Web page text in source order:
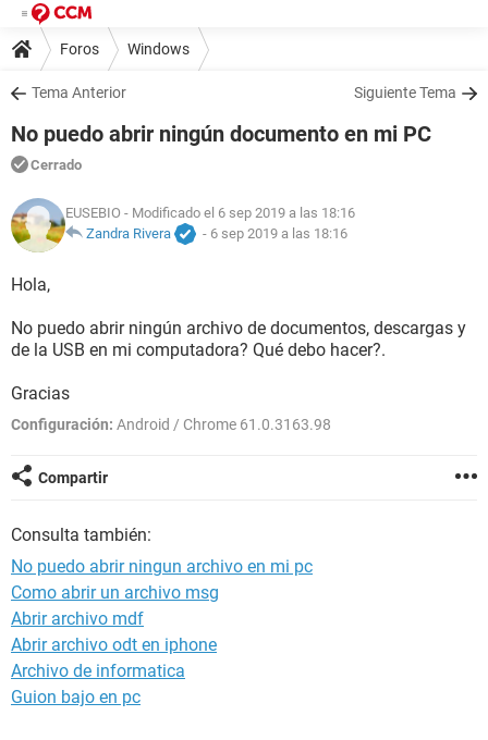
Foros Windows
Tema Anterior Siguiente Tema
No puedo abrir ningún documento en mi PC
Cerrado
EUSEBIO - Modificado el 6 sep 2019 a las 18:16
Zandra Rivera
- 6 sep 2019 a las 18:16
Hola,
No puedo abrir ningún archivo de documentos, descargas y
de la USB en mi computadora? Qué debo hacer?.
Gracias
Configuración: Android / Chrome 61.0.3163.98
Compartir
Consulta también:
No puedo abrir ningun archivo en mi pc
Como abrir un archivo msg
Abrir archivo mdf
Abrir archivo odt en iphone
Archivo de informatica
Guion bajo en pc